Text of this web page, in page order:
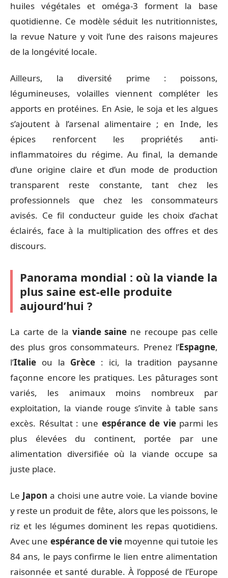
huiles végétales et oméga-3 forment la base
quotidienne. Ce modèle séduit les nutritionnistes,
la revue Nature y voit l’une des raisons majeures
de la longévité locale.
Ailleurs, la diversité prime : poissons,
légumineuses, volailles viennent compléter les
apports en protéines. En Asie, le soja et les algues
s’ajoutent à l’arsenal alimentaire ; en Inde, les
épices renforcent les propriétés anti-
inflammatoires du régime. Au final, la demande
d’une origine claire et d’un mode de production
transparent reste constante, tant chez les
professionnels que chez les consommateurs
avisés. Ce fil conducteur guide les choix d’achat
éclairés, face à la multiplication des offres et des
discours.
Panorama mondial : où la viande la
plus saine est-elle produite
aujourd’hui ?
La carte de la viande saine ne recoupe pas celle
des plus gros consommateurs. Prenez l’Espagne,
l’Italie ou la Grèce : ici, la tradition paysanne
façonne encore les pratiques. Les pâturages sont
variés, les animaux moins nombreux par
exploitation, la viande rouge s’invite à table sans
excès. Résultat : une espérance de vieparmi les
plus élevées du continent, portée par une
alimentation diversifiée où la viande occupe sa
juste place.
Le Japon a choisi une autre voie. La viande bovine
y reste un produit de fête, alors que les poissons, le
riz et les légumes dominent les repas quotidiens.
Avec une espérance de vie moyenne qui tutoie les
84 ans, le pays confirme le lien entre alimentation
raisonnée et santé durable. À l’opposé de l’Europe